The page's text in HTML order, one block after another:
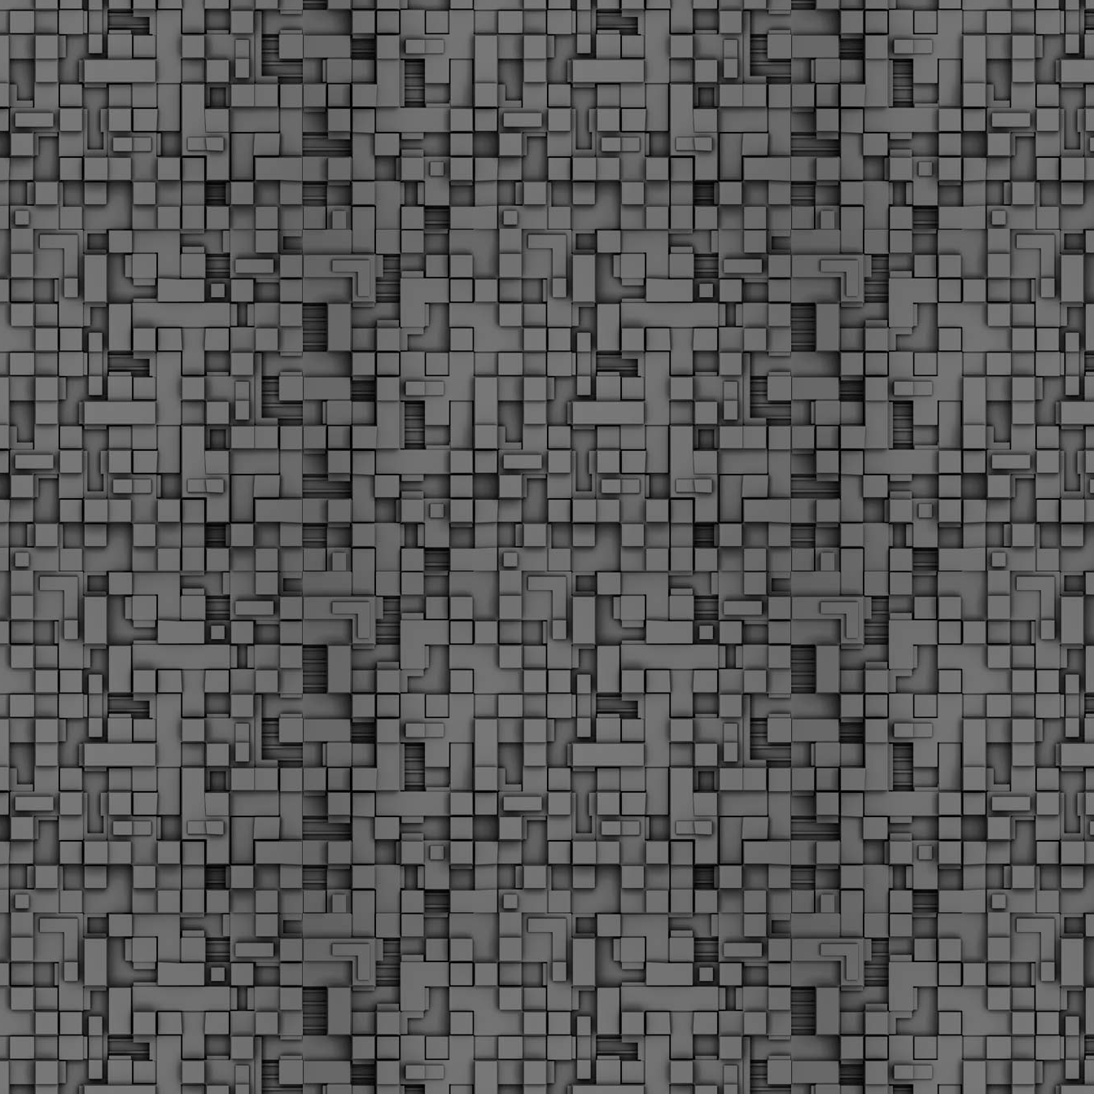
σε δήμους της χώρας. Το Dimastin, αναζητεί σχετικό
φωτογραφικό υλικό στο διαδίκτυο και σας το παρουσιάζει σε
αυτή την ανάρτηση. Επίσης, σας καλούμε, αν διαπιστώσετε ότι
μας έχουν "ξεφύγει" ορκωμοσίες, μπορείτε να στέλνετε το
φωτογραφικό τους υλικό στο dimasthes@gmail.gr ώστε να το
δημοσιεύουμε εδώ, άμεσα.
MAR
Θεσσαλονίκη: Ορκίστηκαν οι 75 νέοι δημοτικοί
αστυνομικοί – Τι τους ζήτησε ο Αγγελούδης
Ενισχύεται το έργο της δημοτικής αστυνομίας στο δήμο
Θεσσαλονίκης καθώς το πρωί της Τετάρτης 18 Μαρτίου
ορκίστηκαν οι 75 νέοι δημοτικοί αστυνομικοί.
«Με αυτούς, σε λίγους μήνες αποκτά ένα ισχυρό σώμα η
δημοτική αστυνομία. Θα είναι πιο κοντά στον πολίτη. Είχα την
ευκαιρία να είμαι σήμερα στην ορκωμοσία τους.
MAR
Ξεκίνησαν εδώ και μια εβδομάδα οι αφίξεις των
νεοπροσληφθέντων Δημοτικών Αστυνομικών στους
δήμους και οι ορκωμοσίες τους - Πλήρες
Μεγάλες μέρες ζει ο "οργανισμός" της Δημοτικής Αστυνομίας!
Να θυμίσουμε ότι κανονικές προσλήψεις στην Δημοτική
Αστυνομία έχουν να γίνουν από το 2010. Δεκαέξι ολόκληρα
χρόνια! Και βέβαια, ακόμη και με αυτές τις προσλήψεις, δεν
φτάνουμε ούτε τα 2/3 των Δημοτικών Αστυνομικών που
υπηρετούσαν το 2013 προ της κατάργησης της υπηρεσίας με
απόφαση του σημερινού πρωθυπουργού Κυριάκου Μητσοτάκη. Ας
είναι...
2
Δημοτική Αστυνομία Θεσσαλονίκης: Διμηνιαίος
απολογισμός ελέγχων τήρησης νομοθεσίας
Τον απολογισμό των δράσεων ελέγχου για τα ζώα συντροφιάς
κατά το δίμηνο Ιανουαρίου – Φεβρουαρίου 2026 παρουσιάζει η
Δημοτική Αστυνομία Θεσσαλονίκης, με στόχο την προστασία των
ζώων και την ομαλή συμβίωση στην πόλη.
FEB
18
ΣτΕ: Οριστική απόρριψη της επαναφοράς του 13ου
και 14ου μισθού για τους δημοσίους υπαλλήλους
Με την απόφαση αυτή, το ΣτΕ απορρίπτει οριστικά τις
αξιώσεις των δημοσίων υπαλλήλων για επαναφορά των
δώρων, επικυρώνοντας την τρέχουσα κατάσταση παρά τις
αντιδράσεις της ΑΔΕΔΥ
Το ΣτΕ απέρριψε οριστικά την προσφυγή της ΑΔΕΔΥ και ενός
εκπαιδευτικού για την επαναφορά των δώρων Χριστουγέννων,
Πάσχα και θερινής άδειας (13ος και 14ος μισθός) στους
εργαζόμενους του δημόσιου τομέα, κλείνοντας μια μακρά
διαμάχη δεκαετιών που αφορούσε τις μνημονιακές περικοπές.
Γνωστοποίηση έκδοσης οριστικών αποτελεσμάτων –
Παροχή οδηγιών.
► Δείτε/κατεβάστε την πολυαναμενόμενη εγκύκλιο του Υπ.
FEB
1
Με διαρροή 2 μέρες πριν την στάση εργασίας
ενημερώνει το ΣτΕ για την απόρριψη της επαναφοράς